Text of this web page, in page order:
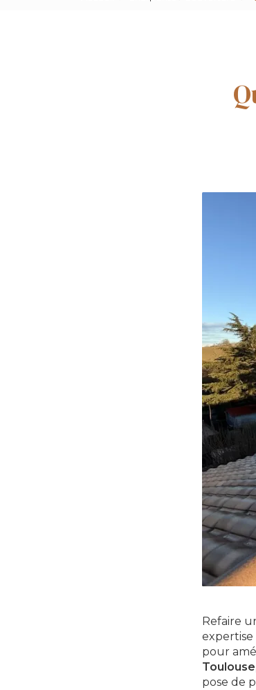
Refaire
expertise
pour
Toulouse
pose de